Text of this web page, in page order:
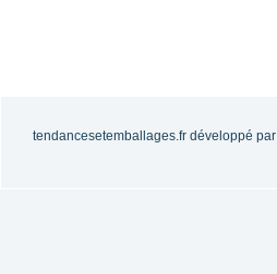
tendancesetemballages.fr développé par